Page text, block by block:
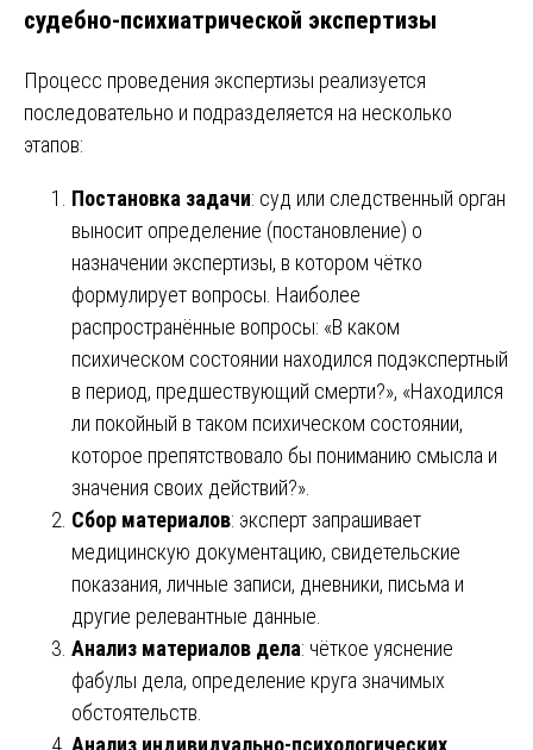
судебно-психиатрической экспертизы
Процесс проведения экспертизы реализуется
последовательно и подразделяется на несколько
этапов:
Постановка задачи: суд или следственный орган
выносит определение (постановление) о
назначении экспертизы, в котором чётко
формулирует вопросы. Наиболее
распространённые вопросы: «В каком
психическом состоянии находился подэкспертный
в период, предшествующий смерти?», «Находился
ли покойный в таком психическом состоянии,
которое препятствовало бы пониманию смысла и
значения своих действий?».
Сбор материалов: эксперт запрашивает
медицинскую документацию, свидетельские
показания, личные записи, дневники, письма и
другие релевантные данные.
Анализ материалов дела: чёткое уяснение
фабулы дела, определение круга значимых
обстоятельств.
Анализ индивидуально-психологических